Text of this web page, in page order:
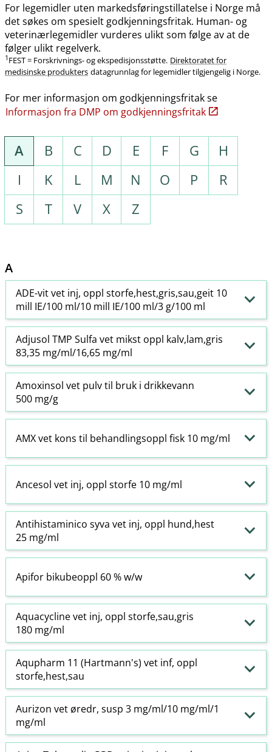
For legemidler uten markedsføringstillatelse i Norge må
det søkes om spesielt godkjenningsfritak. Human- og
veterinærlegemidler vurderes ulikt som følge av at de
følger ulikt regelverk.
1 FEST = Forskrivnings- og ekspedisjonsstøtte. Direktoratet for
medisinske produkters datagrunnlag for legemidler tilgjengelig i Norge.
For mer informasjon om godkjenningsfritak se
Informasjon fra DMP om godkjenningsfritak
A B C D E F G
H
I
K L M N O P
R
S
T V X Z
A
ADE-vit vet inj, oppl storfe,hest,gris,sau,geit 10
mill IE/100 ml/10 mill IE/100 ml/3 g/100 ml
Adjusol TMP Sulfa vet mikst oppl kalv,lam,gris
83,35 mg/ml/16,65 mg/ml
Amoxinsol vet pulv til bruk i drikkevann
500 mg/g
AMX vet kons til behandlingsoppl fisk 10 mg/ml
Ancesol vet inj, oppl storfe 10 mg/ml
Antihistaminico syva vet inj, oppl hund,hest
25 mg/ml
Apifor bikubeoppl 60 % w​/​w
Aquacycline vet inj, oppl storfe,sau,gris
180 mg/ml
Aqupharm 11 (Hartmann's) vet inf, oppl
storfe,hest,sau
Aurizon vet øredr, susp 3 mg/ml/10 mg/ml/1
mg/ml